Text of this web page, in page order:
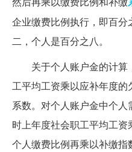
企业缴费比例执行，即百
二，个人是百分之八。
关于个人账户金的计算
工平均工资乘以应补年度
系数。对个人账户金中个
时上年度社会职工平均工
个人缴费比例再乘以补缴指